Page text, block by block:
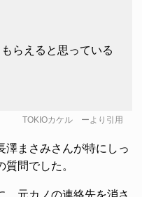
らえると思っている
TOKIOカケルーより引用
澤まさみさんが特にしっ
問でした。
、元カノの連絡先を消さ